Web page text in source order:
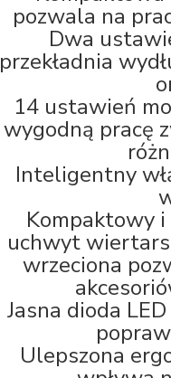
pozwala na
Dwa
przekładnia
14 ustawień
wygodną pracę
Inteligentny
Kompaktowy
uchwyt
wrzeciona
Jasna dioda
Ulepszona